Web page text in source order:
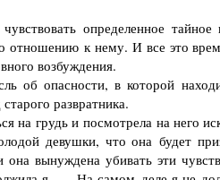
определенное тайное
отношению к нему. И все это
возбуждения.
опасности, в которой
развратника.
на грудь и посмотрела на него
девушки, что она будет
вынуждена убивать эти